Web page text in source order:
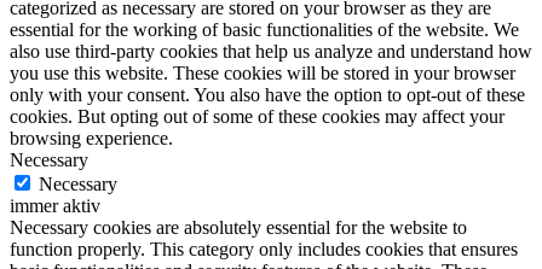
categorized as necessary are stored on your browser as they are
essential for the working of basic functionalities of the website. We
also use third-party cookies that help us analyze and understand how
you use this website. These cookies will be stored in your browser
only with your consent. You also have the option to opt-out of these
cookies. But opting out of some of these cookies may affect your
browsing experience.
Necessary
Necessary
immer aktiv
Necessary cookies are absolutely essential for the website to
function properly. This category only includes cookies that ensures